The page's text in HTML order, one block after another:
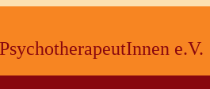
e.V.